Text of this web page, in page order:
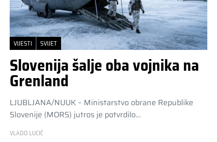
VIJESTI SVIJET
Slovenija šalje oba vojnika na
Grenland
LJUBLJANA/NUUK – Ministarstvo obrane Republike
Slovenije (MORS) jutros je potvrdilo…
VLADO LUCIĆ